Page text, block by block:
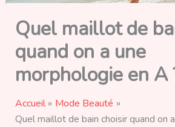
Quel maillot de
quand on a une
morphologie en A
Accueil
Mode Beauté
Quel maillot de bain choisir quand on